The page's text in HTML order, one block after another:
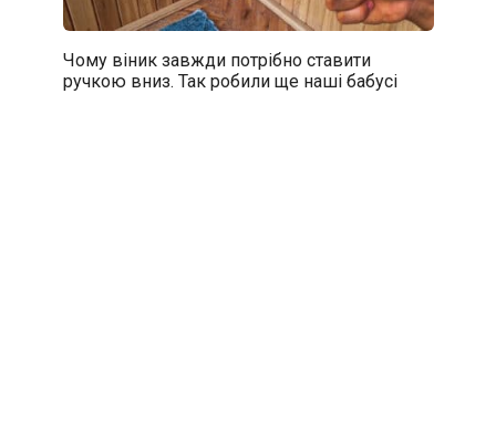
Чому віник завжди потрібно ставити
ручкою вниз. Так робили ще наші бабусі